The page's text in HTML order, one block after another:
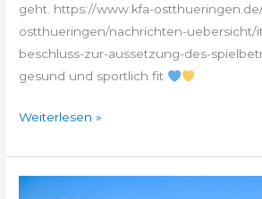
geht. https://www.kfa-
ostthueringen/nachrichten-uebersicht/
beschluss-zur-aussetzung-des-
gesund und sportlich fit
Weiterlesen »